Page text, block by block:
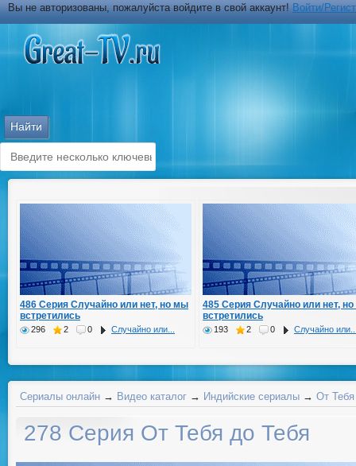
Вы не авторизованы, пожалуйста войдите в свой аккаунт!Войти/
486 Серия Случайно или нет, но мы
встретились
296 2 0 Случайно или...
485 Серия Случайно или нет,
встретились
193 2 0 Случайно
Сериалы онлайн → Видео каталог → Индийские сериалы → От
278 Серия От Тебя до Тебя